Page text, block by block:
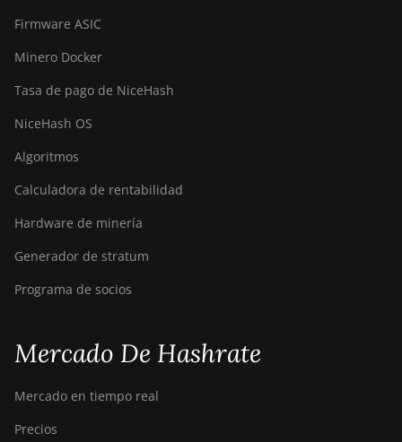
Firmware ASIC
Minero Docker
Tasa de pago de NiceHash
NiceHash OS
Algoritmos
Calculadora de rentabilidad
Hardware de minería
Generador de stratum
Programa de socios
Mercado De Hashrate
Mercado en tiempo real
Precios